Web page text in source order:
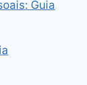
Guia